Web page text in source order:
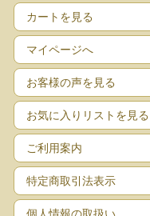
カートを見る
マイページへ
お客様の声を見る
お気に入りリストを見る
ご利用案内
特定商取引法表示
個人情報の取扱い